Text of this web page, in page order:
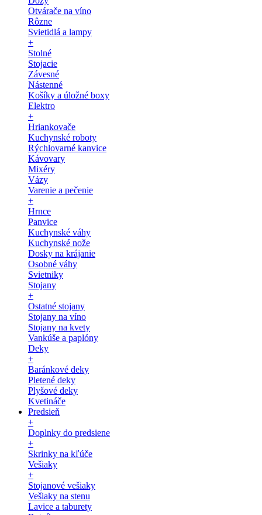
Otvárače na víno
Rôzne
Svietidlá a lampy
+
Stolné
Stojacie
Závesné
Nástenné
Košíky a úložné boxy
Elektro
+
Hriankovače
Kuchynské roboty
Rýchlovarné kanvice
Kávovary
Mixéry
Vázy
Varenie a pečenie
+
Hrnce
Panvice
Kuchynské váhy
Kuchynské nože
Dosky na krájanie
Osobné váhy
Svietniky
Stojany
+
Ostatné stojany
Stojany na víno
Stojany na kvety
Vankúše a paplóny
Deky
+
Baránkové deky
Pletené deky
Plyšové deky
Kvetináče
Predsieň
+
Doplnky do predsiene
+
Skrinky na kľúče
Vešiaky
+
Stojanové vešiaky
Vešiaky na stenu
Lavice a taburety